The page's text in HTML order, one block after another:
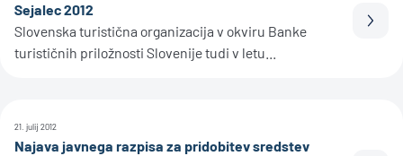
Sejalec 2012
Slovenska turistična organizacija v okviru Banke
turističnih priložnosti Slovenije tudi v letu...
21. julij 2012
Najava javnega razpisa za pridobitev sredstev